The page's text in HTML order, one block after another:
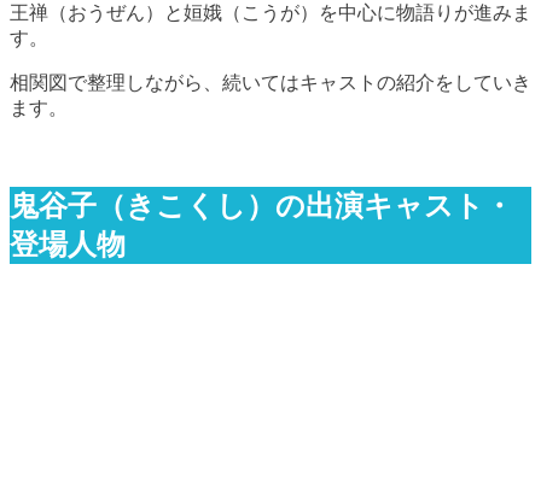
王禅（おうぜん）と姮娥（こうが）を中心に物語りが進みま
す。
相関図で整理しながら、続いてはキャストの紹介をしていき
ます。
鬼谷子（きこくし）の出演キャスト・
登場人物